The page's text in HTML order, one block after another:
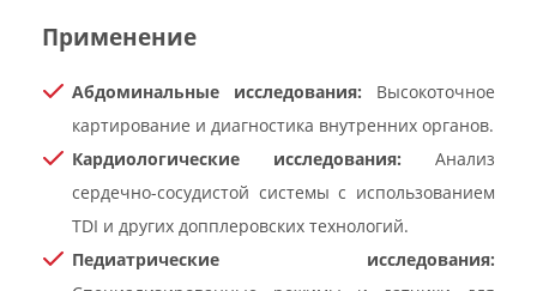
Применение
Абдоминальные исследования: Высокоточное
картирование и диагностика внутренних органов.
Кардиологические исследования: Анализ
сердечно-сосудистой системы с использованием
TDI и других допплеровских технологий.
Педиатрические исследования: